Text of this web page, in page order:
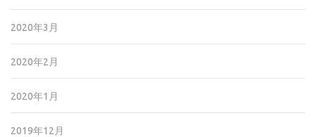
2020年3月
2020年2月
2020年1月
2019年12月